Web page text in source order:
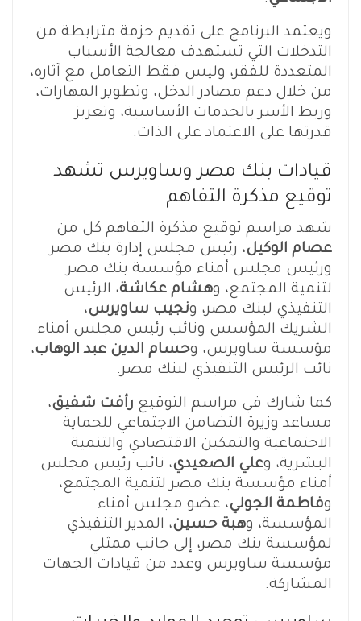
ويعتمد البرنامج على تقديم حزمة مترابطة من
التدخلات التي تستهدف معالجة الأسباب
المتعددة للفقر، وليس فقط التعامل مع آثاره،
من خلال دعم مصادر الدخل، وتطوير المهارات،
وربط الأسر بالخدمات الأساسية، وتعزيز
قدرتها على الاعتماد على الذات.
قيادات بنك مصر وساويرس تشهد
توقيع مذكرة التفاهم
شهد مراسم توقيع مذكرة التفاهم كل من
عصام الوكيل، رئيس مجلس إدارة بنك مصر
ورئيس مجلس أمناء مؤسسة بنك مصر
لتنمية المجتمع، وهشام عكاشة، الرئيس
التنفيذي لبنك مصر، ونجيب ساويرس،
الشريك المؤسس ونائب رئيس مجلس أمناء
مؤسسة ساويرس، وحسام الدين عبد الوهاب،
نائب الرئيس التنفيذي لبنك مصر.
كما شارك في مراسم التوقيع رأفت شفيق،
مساعد وزيرة التضامن الاجتماعي للحماية
الاجتماعية والتمكين الاقتصادي والتنمية
البشرية، وعلي الصعيدي، نائب رئيس مجلس
أمناء مؤسسة بنك مصر لتنمية المجتمع،
وفاطمة الجولي، عضو مجلس أمناء
المؤسسة، وهبة حسين، المدير التنفيذي
لمؤسسة بنك مصر، إلى جانب ممثلي
مؤسسة ساويرس وعدد من قيادات الجهات
المشاركة.